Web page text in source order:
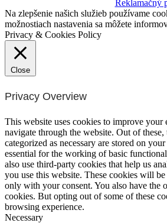
Reklamačný
Na zlepšenie našich služieb používame
možnostiach nastavenia sa môžete
Privacy & Cookies Policy
Close
Privacy Overview
This website uses cookies to improve your
navigate through the website. Out of these,
categorized as necessary are stored on
essential for the working of basic
also use third-party cookies that help us
you use this website. These cookies will
only with your consent. You also have the
cookies. But opting out of some of these
browsing experience.
Necessary